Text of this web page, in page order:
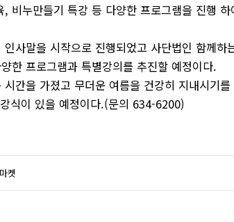
비누만들기 특강 등 다양한 프로그램을 진행
사말을 시작으로 진행되었고 사단법인 함께하
한 프로그램과 특별강의를 추진할 예정이다.
간을 가졌고 무더운 여름을 건강히 지내시기
식이 있을 예정이다.(문의 634-6200)
켓